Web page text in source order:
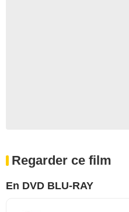
Regarder ce film
En DVD BLU-RAY